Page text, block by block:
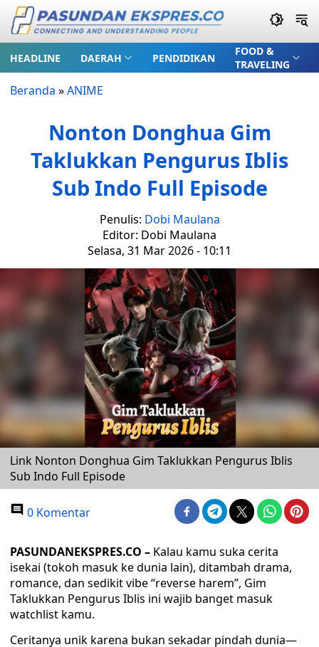
HEADLINE DAERAH PENDIDIKAN
FOOD &
TRAVELING
Beranda »ANIME
Nonton Donghua Gim
Taklukkan Pengurus Iblis
Sub Indo Full Episode
Penulis: Dobi Maulana
Editor: Dobi Maulana
Selasa, 31 Mar 2026 - 10:11
Link Nonton Donghua Gim Taklukkan Pengurus Iblis
Sub Indo Full Episode
0 Komentar
PASUNDANEKSPRES.CO – Kalau kamu suka cerita
isekai (tokoh masuk ke dunia lain), ditambah drama,
romance, dan sedikit vibe “reverse harem”, Gim
Taklukkan Pengurus Iblis ini wajib banget masuk
watchlist kamu.
Ceritanya unik karena bukan sekadar pindah dunia—